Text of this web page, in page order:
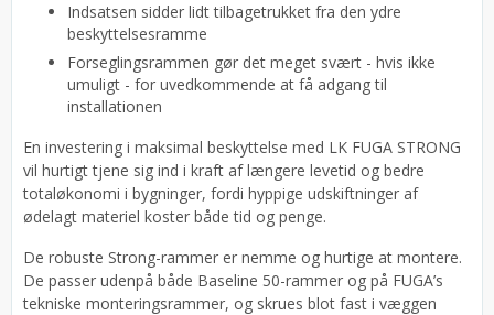
Indsatsen sidder lidt tilbagetrukket fra den ydre
beskyttelsesramme
Forseglingsrammen gør det meget svært - hvis ikke
umuligt - for uvedkommende at få adgang til
installationen
En investering i maksimal beskyttelse med LK FUGA STRONG
vil hurtigt tjene sig ind i kraft af længere levetid og bedre
totaløkonomi i bygninger, fordi hyppige udskiftninger af
ødelagt materiel koster både tid og penge.
De robuste Strong-rammer er nemme og hurtige at montere.
De passer udenpå både Baseline 50-rammer og på FUGA’s
tekniske monteringsrammer, og skrues blot fast i væggen